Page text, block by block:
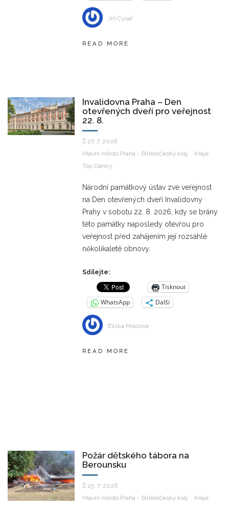
Jiří Cysař
READ MORE
Invalidovna Praha – Den
otevřených dveří pro veřejnost
22. 8.
27. 7. 2026
Hlavní město Praha - Středočeský kraj
Kraje
Top články
Národní památkový ústav zve veřejnost
na Den otevřených dveří Invalidovny
Prahy v sobotu 22. 8. 2026, kdy se brány
této památky naposledy otevřou pro
veřejnost před zahájením její rozsáhlé
několikaleté obnovy.
Sdílejte:
Tisknout
WhatsApp
Další
Eliška Mrázová
READ MORE
Požár dětského tábora na
Berounsku
25. 7. 2026
Hlavní město Praha - Středočeský kraj
Kraje